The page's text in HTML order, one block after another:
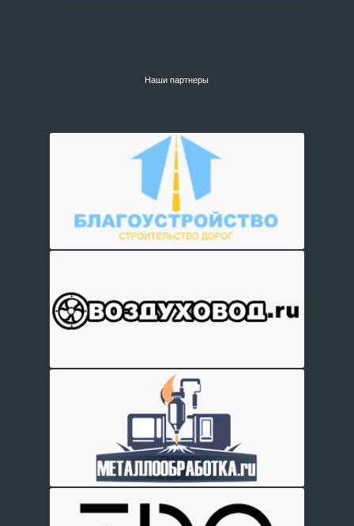
Наши партнеры